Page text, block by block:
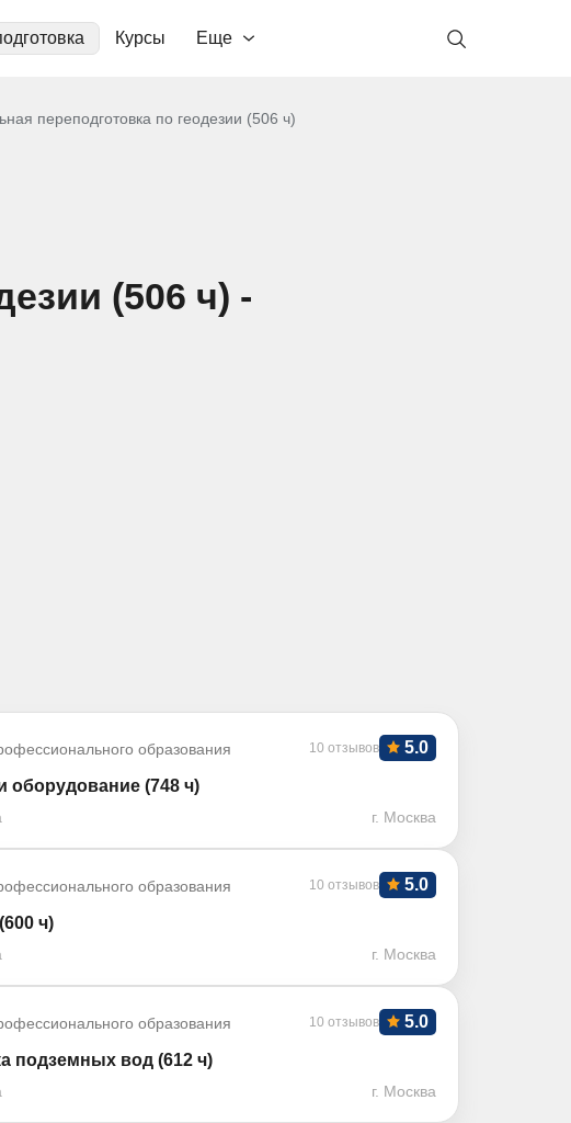
Курсы Еще
переподготовка по геодезии (506 ч)
(506 ч) -
образования 10 отзывов 5.0
(748 ч)
г. Москва
образования 10 отзывов 5.0
ч)
г. Москва
образования 10 отзывов 5.0
подземных вод (612 ч)
г. Москва